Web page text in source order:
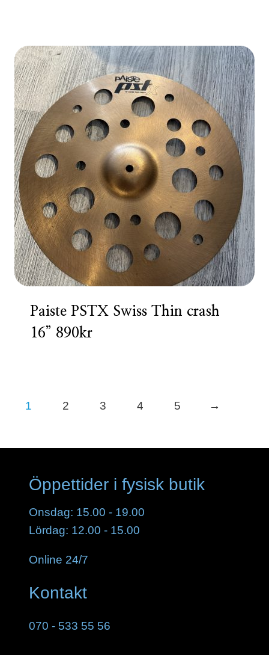
Paiste PSTX Swiss Thin crash
16” 890kr
1 2 3 4 5 →
Öppettider i fysisk butik
Onsdag: 15.00 - 19.00
Lördag: 12.00 - 15.00
Online 24/7
Kontakt
070 - 533 55 56